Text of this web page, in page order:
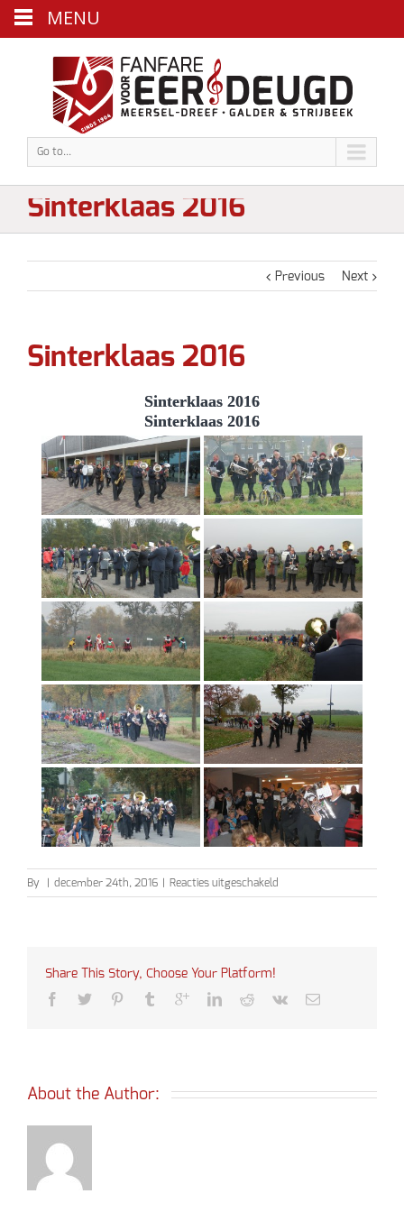
Go to...
Sinterklaas 2016
Previous Next
Sinterklaas 2016
Sinterklaas 2016
Sinterklaas 2016
By december 24th, 2016 Reacties uitgeschakeld
Sinterklaas
Share This Story, Choose Your Platform!
About the Author:
MENU